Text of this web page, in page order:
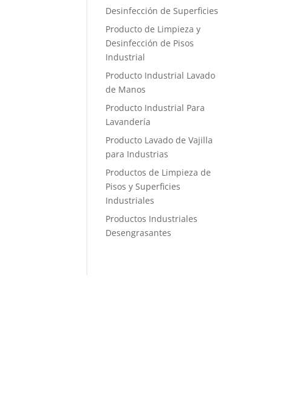
Desinfección de Superficies
Producto de Limpieza y
Desinfección de Pisos
Industrial
Producto Industrial Lavado
de Manos
Producto Industrial Para
Lavandería
Producto Lavado de Vajilla
para Industrias
Productos de Limpieza de
Pisos y Superficies
Industriales
Productos Industriales
Desengrasantes